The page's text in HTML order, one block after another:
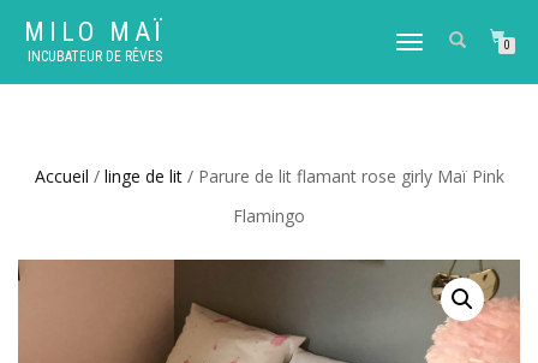
MILO MAÏ
INCUBATEUR DE RÊVES
DÉPLIER
NAVIGATION
0
Accueil / linge de lit/ Parure de lit flamant rose girly Maï Pink
Flamingo